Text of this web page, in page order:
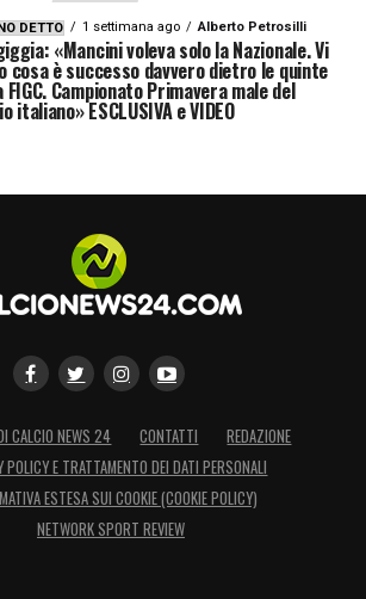
DETTO 1 settimana ago Alberto Petrosilli
«Mancini voleva solo la Nazionale. Vi
cosa è successo davvero dietro le quinte
FIGC. Campionato Primavera male del
italiano» ESCLUSIVA e VIDEO
CALCIO NEWS 24 CONTATTI
REDAZIONE
POLICY E TRATTAMENTO DEI DATI PERSONALI
ESTESA SUI COOKIE (COOKIE POLICY)
NETWORK SPORT REVIEW